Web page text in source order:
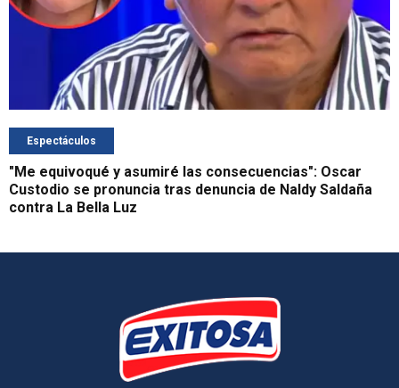
Espectáculos
"Me equivoqué y asumiré las consecuencias": Oscar
Custodio se pronuncia tras denuncia de Naldy Saldaña
contra La Bella Luz